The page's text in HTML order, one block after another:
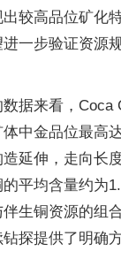
较高品位矿化
一步验证资源
据来看，Coca
中金品位最高
延伸，走向长
平均含量约为
生铜资源的组
探提供了明确方